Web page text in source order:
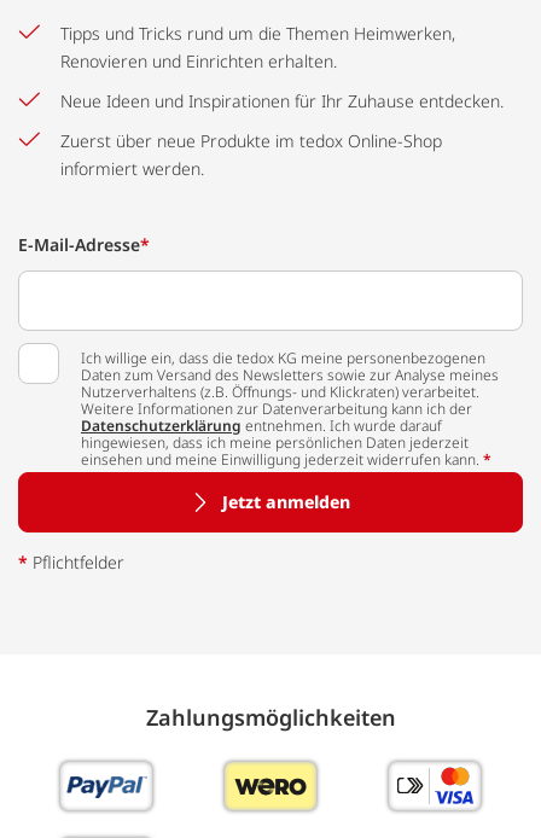
Tipps und Tricks rund um die Themen Heimwerken,
Renovieren und Einrichten erhalten.
Neue Ideen und Inspirationen für Ihr Zuhause entdecken.
Zuerst über neue Produkte im tedox Online-Shop
informiert werden.
E-Mail-Adresse*
Ich willige ein, dass die tedox KG meine personenbezogenen
Daten zum Versand des Newsletters sowie zur Analyse meines
Nutzerverhaltens (z.B. Öffnungs- und Klickraten) verarbeitet.
Weitere Informationen zur Datenverarbeitung kann ich der
Datenschutzerklärung entnehmen. Ich wurde darauf
hingewiesen, dass ich meine persönlichen Daten jederzeit
einsehen und meine Einwilligung jederzeit widerrufen kann. *
Jetzt anmelden
* Pflichtfelder
Zahlungs­möglich­keiten